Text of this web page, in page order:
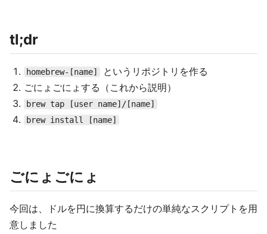
tl;dr
homebrew-[name]
というリポジトリを作る
ごにょごにょする（これから説明）
brew tap [user name]/[name]
brew install [name]
ごにょごにょ
今回は、ドルを円に換算するだけの単純なスクリプトを用
意しました